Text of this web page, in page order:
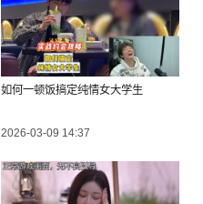
如何一顿饭搞定纯情女大学生
2026-03-09 14:37